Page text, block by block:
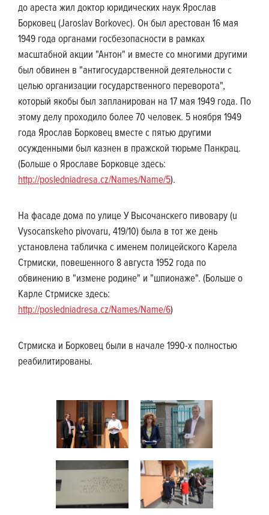
до ареста жил доктор юридических наук Ярослав
Борковец (Jaroslav Borkovec). Он был арестован 16 мая
1949 года органами госбезопасности в рамках
масштабной акции "Антон" и вместе со многими другими
был обвинен в "антигосударственной деятельности с
целью организации государственного переворота",
который якобы был запланирован на 17 мая 1949 года. По
этому делу проходило более 70 человек. 5 ноября 1949
года Ярослав Борковец вместе с пятью другими
осужденными был казнен в пражской тюрьме Панкрац.
(Больше о Ярославе Борковце здесь:
http://posledniadresa.cz/Names/Name/5).
На фасаде дома по улице У Высочанскего пивовару (u
Vysocanskeho pivovaru, 419/10) была в тот же день
установлена табличка с именем полицейского Карела
Стрмиски, повешенного 8 августа 1952 года по
обвинению в "измене родине" и "шпионаже". (Больше о
Карле Стрмиске здесь:
http://posledniadresa.cz/Names/Name/6)
Стрмиска и Борковец были в начале 1990-х полностью
реабилитированы.